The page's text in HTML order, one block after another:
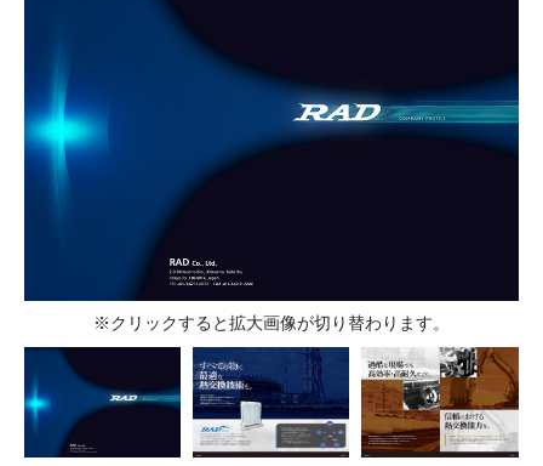
※クリックすると拡大画像が切り替わります。